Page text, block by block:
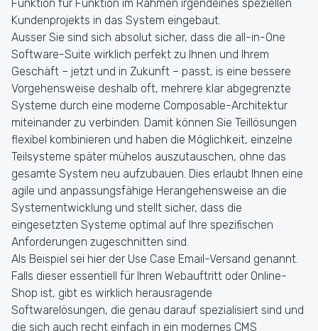
Funktion für Funktion im Rahmen irgendeines speziellen
Kundenprojekts in das System eingebaut.
Ausser Sie sind sich absolut sicher, dass die all-in-One
Software-Suite wirklich perfekt zu Ihnen und Ihrem
Geschäft – jetzt und in Zukunft – passt, is eine bessere
Vorgehensweise deshalb oft, mehrere klar abgegrenzte
Systeme durch eine moderne Composable-Architektur
miteinander zu verbinden. Damit können Sie Teillösungen
flexibel kombinieren und haben die Möglichkeit, einzelne
Teilsysteme später mühelos auszutauschen, ohne das
gesamte System neu aufzubauen. Dies erlaubt Ihnen eine
agile und anpassungsfähige Herangehensweise an die
Systementwicklung und stellt sicher, dass die
eingesetzten Systeme optimal auf Ihre spezifischen
Anforderungen zugeschnitten sind.
Als Beispiel sei hier der Use Case Email-Versand genannt.
Falls dieser essentiell für Ihren Webauftritt oder Online-
Shop ist, gibt es wirklich herausragende
Softwarelösungen, die genau darauf spezialisiert sind und
die sich auch recht einfach in ein modernes CMS